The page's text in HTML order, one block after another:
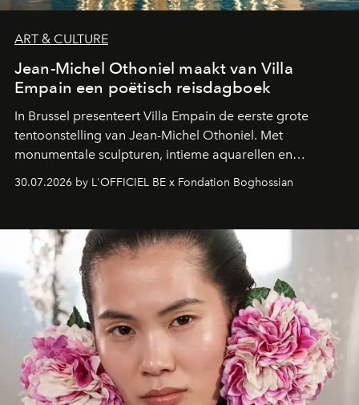
ART & CULTURE
Jean-Michel Othoniel maakt van Villa
Empain een poëtisch reisdagboek
In Brussel presenteert Villa Empain de eerste grote
tentoonstelling van Jean-Michel Othoniel. Met
monumentale sculpturen, intieme aquarellen en
een emotionele reis waarin elk werk de herinnering
moment van verwondering.
30.07.2026 by L'OFFICIEL BE x Fondation Boghossian